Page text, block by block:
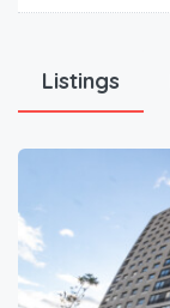
Listings